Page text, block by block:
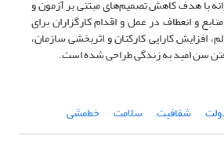
با هدف کاهش تصمیم‌های مبتنی بر آزمون و
و انعطاف در عمل و اقدام کارگزاران برای
افزایش کارایی کارکنان و اثربخشی سازمان،
رفتن سن امید به زندگی طراحی شده است.
شفافیت سلامت خط‌مشی